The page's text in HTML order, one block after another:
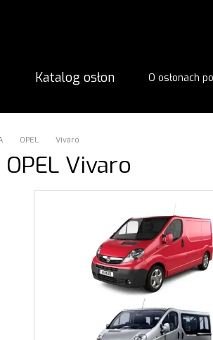
Katalog osłon O osłonach
OPEL Vivaro
Vivaro